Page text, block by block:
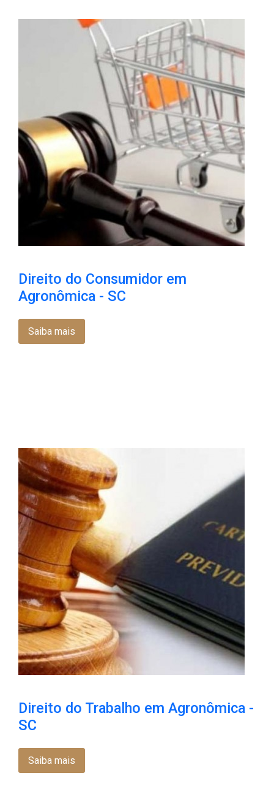
Direito do Consumidor em
Agronômica - SC
Saiba mais
Direito do Trabalho em Agronômica -
SC
Saiba mais